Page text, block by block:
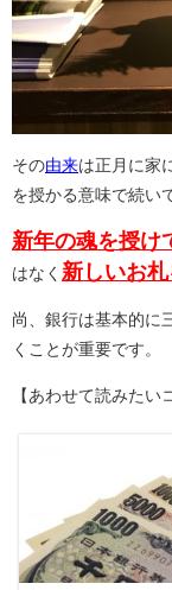
その由来は正月に家
を授かる意味で続い
新年の魂を授け
はなく 新しいお
尚、銀行は基本的に
くことが重要です。
【あわせて読みたい